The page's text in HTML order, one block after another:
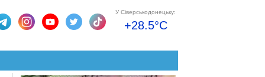
У Сіверськодонецьку:
+28.5°C